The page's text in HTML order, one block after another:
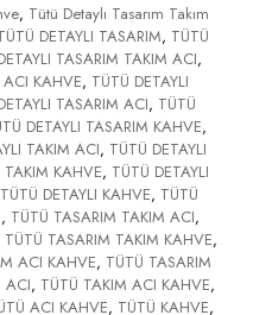
, Tütü Detaylı Tasarım Takım
DETAYLI TASARIM, TÜTÜ
TASARIM TAKIM ACI,
KAHVE, TÜTÜ DETAYLI
TASARIM ACI, TÜTÜ
DETAYLI TASARIM KAHVE,
TAKIM ACI, TÜTÜ DETAYLI
TAKIM KAHVE, TÜTÜ DETAYLI
TÜTÜ DETAYLI KAHVE, TÜTÜ
, TÜTÜ TASARIM TAKIM ACI,
TÜTÜ TASARIM TAKIM KAHVE,
ACI KAHVE, TÜTÜ TASARIM
ACI, TÜTÜ TAKIM ACI KAHVE,
ACI KAHVE, TÜTÜ KAHVE,